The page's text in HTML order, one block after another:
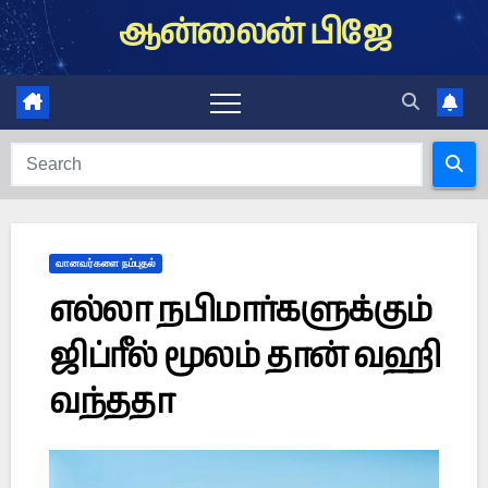
Skip
to
content
ஆன்லைன் பிஜே
வானவர்களை நம்புதல்
எல்லா நபிமார்களுக்கும்
ஜிப்ரீல் மூலம் தான் வஹி
வந்ததா